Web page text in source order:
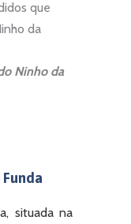
Ninho da
situada na